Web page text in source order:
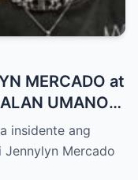
MERCADO at
UMANO
Showbiz
insidente ang
Mercado